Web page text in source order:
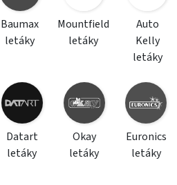
Baumax
letáky
Mountfield
letáky
Auto
Kelly
letáky
Datart
letáky
Okay
letáky
Euronics
letáky